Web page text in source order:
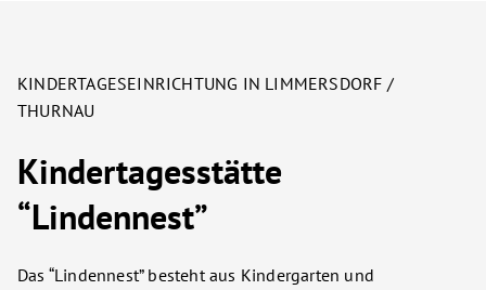
KINDERTAGESEINRICHTUNG IN LIMMERSDORF /
THURNAU
Kindertagesstätte
“Lindennest”
Das “Lindennest” besteht aus Kindergarten und